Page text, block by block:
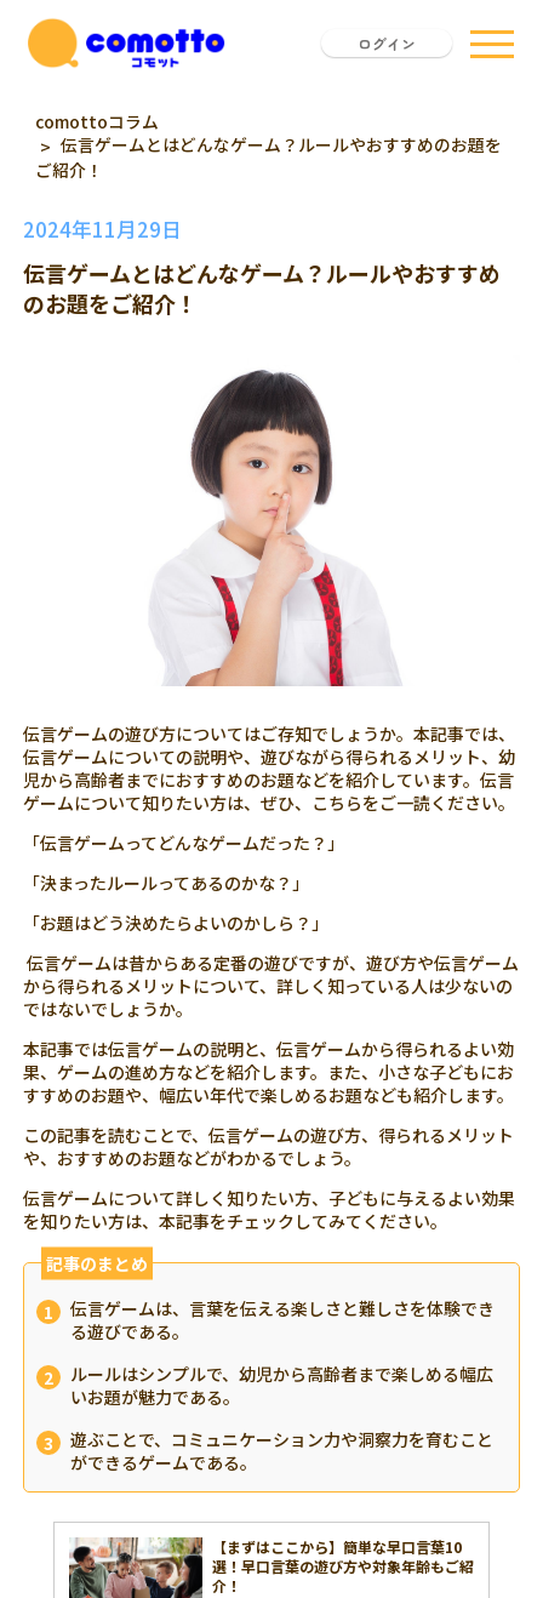
ログイン
comottoコラム
伝言ゲームとはどんなゲーム？ルールやおすすめのお題を
ご紹介！
2024年11月29日
伝言ゲームとはどんなゲーム？ルールやおすすめ
のお題をご紹介！
伝言ゲームの遊び方についてはご存知でしょうか。本記事では、
伝言ゲームについての説明や、遊びながら得られるメリット、幼
児から高齢者までにおすすめのお題などを紹介しています。伝言
ゲームについて知りたい方は、ぜひ、こちらをご一読ください。
「伝言ゲームってどんなゲームだった？」
「決まったルールってあるのかな？」
「お題はどう決めたらよいのかしら？」
伝言ゲームは昔からある定番の遊びですが、遊び方や伝言ゲーム
から得られるメリットについて、詳しく知っている人は少ないの
ではないでしょうか。
本記事では伝言ゲームの説明と、伝言ゲームから得られるよい効
果、ゲームの進め方などを紹介します。また、小さな子どもにお
すすめのお題や、幅広い年代で楽しめるお題なども紹介します。
この記事を読むことで、伝言ゲームの遊び方、得られるメリット
や、おすすめのお題などがわかるでしょう。
伝言ゲームについて詳しく知りたい方、子どもに与えるよい効果
を知りたい方は、本記事をチェックしてみてください。
記事のまとめ
伝言ゲームは、言葉を伝える楽しさと難しさを体験でき
る遊びである。
ルールはシンプルで、幼児から高齢者まで楽しめる幅広
いお題が魅力である。
遊ぶことで、コミュニケーション力や洞察力を育むこと
ができるゲームである。
【まずはここから】簡単な早口言葉10
選！早口言葉の遊び方や対象年齢もご紹
介！